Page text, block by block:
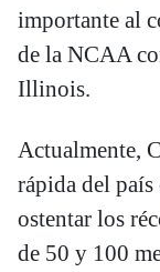
importante al
de la NCAA
Illinois.
Actualmente,
rápida del país
ostentar los
de 50 y 100